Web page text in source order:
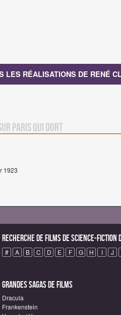
LES RÉALISATIONS DE RENÉ
Paris qui dort
1923
Recherche de Films de science-fiction
# A B C D E F G H I J
Grandes sagas de Films
Dracula
Frankenstein